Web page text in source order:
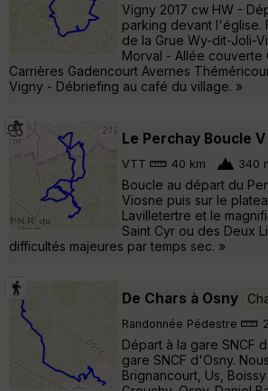
Vigny 2017 cw HW -
parking devant l'église.
de la Grue Wy-dit-Joli-
Morval - Allée couverte
Carrières Gadencourt Avernes
Vigny - Débriefing au café du village. »
Le Perchay Boucle
VTT 40 km 340
Boucle au départ du
Viosne puis sur le
Lavilletertre et le
Saint Cyr ou des Deux
difficultés majeures par temps sec. »
De Chars à Osny
Randonnée Pédestre
Départ à la gare SNCF
gare SNCF d'Osny.
Brignancourt, Us,